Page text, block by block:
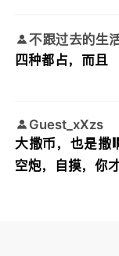
不跟过去的生
四种都占，而且
Guest_xXzs
大撒币，也是撒
空炮，自摸，你